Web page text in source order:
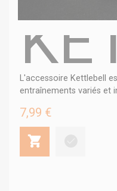
L'accessoire Kettlebell
entraînements variés et
7,99 €